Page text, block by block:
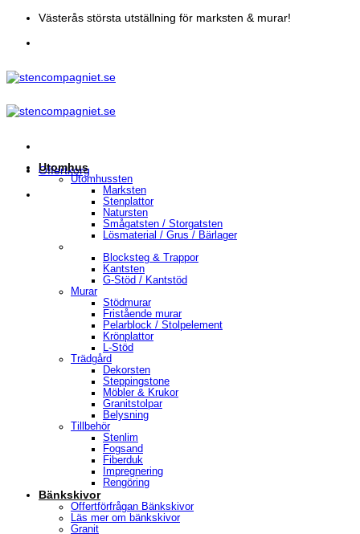
Skip
content
Västerås största utställning för marksten & murar!
Offertkorg
Utomhus
Utomhussten
Marksten
Stenplattor
Natursten
Smågatsten / Storgatsten
Lösmaterial / Grus / Bärlager
Blocksteg & Trappor
Kantsten
G-Stöd / Kantstöd
Murar
Stödmurar
Fristående murar
Pelarblock / Stolpelement
Krönplattor
L-Stöd
Trädgård
Dekorsten
Steppingstone
Möbler & Krukor
Granitstolpar
Belysning
Tillbehör
Stenlim
Fogsand
Fiberduk
Impregnering
Rengöring
Bänkskivor
Offertförfrågan Bänkskivor
Läs mer om bänkskivor
Granit